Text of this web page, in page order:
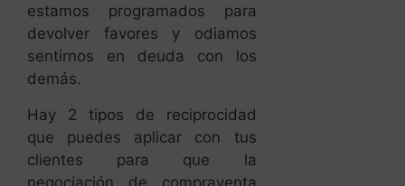
estamos programados para
devolver favores y odiamos
sentirnos en deuda con los
demás.
Hay 2 tipos de reciprocidad
que puedes aplicar con tus
clientes para que la
negociación de compraventa